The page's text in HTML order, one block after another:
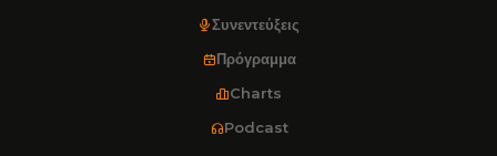
Συνεντεύξεις
Πρόγραμμα
Charts
Podcast